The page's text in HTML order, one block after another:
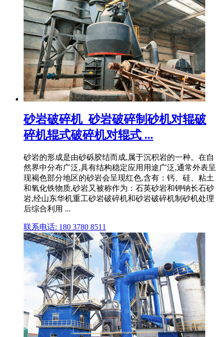
砂岩破碎机_砂岩破碎制砂机对辊破
碎机辊式破碎机对辊式 ...
砂岩的形成是由砂砾胶结而成,属于沉积岩的一种。在自
然界中分布广泛,具有结构稳定应用用途广泛,通常外表呈
现褐色部分地区的砂岩会呈现红色,含有：钙、硅、粘土
和氧化铁物质,砂岩又被称作为：石英砂岩和钾钠长石砂
岩,经山东华机重工砂岩破碎机和砂岩破碎机制砂机处理
后综合利用 ...
联系电话: 180 3780 8511